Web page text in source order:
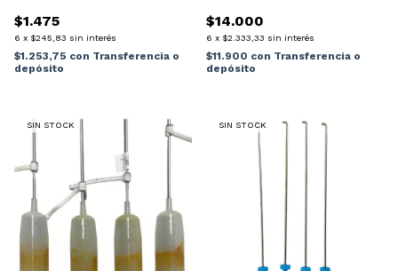
$1.475
6 x $245,83 sin interés
$1.253,75 con Transferencia o
depósito
$14.000
6 x $2.333,33 sin interés
$11.900 con Transferencia o
depósito
SIN STOCK SIN STOCK